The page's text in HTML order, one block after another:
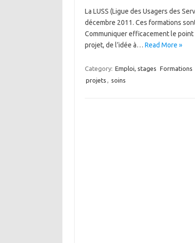
La LUSS (Ligue des Usagers des
décembre 2011. Ces formations
Communiquer efficacement le
projet, de l’idée à… Read More »
Category: Emploi, stages Formations
projets , soins